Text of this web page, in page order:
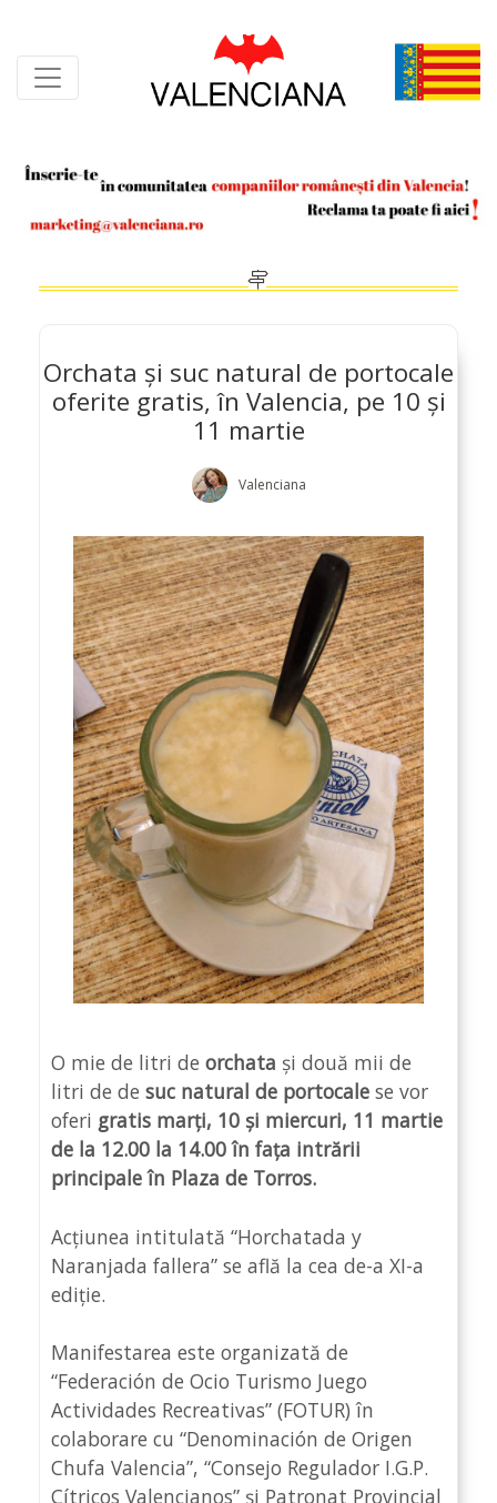
content
Orchata și suc natural de portocale
oferite gratis, în Valencia, pe 10 și
11 martie
Valenciana
O mie de litri de orchata și două mii de
litri de de suc natural de portocale se vor
oferi gratis marți, 10 și miercuri, 11 martie
de la 12.00 la 14.00 în fața intrării
principale în Plaza de Torros.
Acțiunea intitulată “Horchatada y
Naranjada fallera” se află la cea de-a XI-a
ediție.
Manifestarea este organizată de
“Federación de Ocio Turismo Juego
Actividades Recreativas” (FOTUR) în
colaborare cu “Denominación de Origen
Chufa Valencia”, “Consejo Regulador I.G.P.
Cítricos Valencianos” și Patronat Provincial